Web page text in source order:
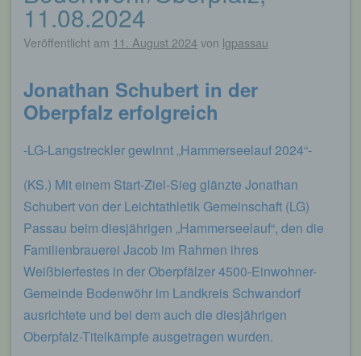
11.08.2024
Veröffentlicht am 11. August 2024 von lgpassau
Jonathan Schubert in der
Oberpfalz erfolgreich
-LG-Langstreckler gewinnt „Hammerseelauf 2024“-
(KS.) Mit einem Start-Ziel-Sieg glänzte Jonathan
Schubert von der Leichtathletik Gemeinschaft (LG)
Passau beim diesjährigen „Hammerseelauf“, den die
Familienbrauerei Jacob im Rahmen ihres
Weißbierfestes in der Oberpfälzer 4500-Einwohner-
Gemeinde Bodenwöhr im Landkreis Schwandorf
ausrichtete und bei dem auch die diesjährigen
Oberpfalz-Titelkämpfe ausgetragen wurden.